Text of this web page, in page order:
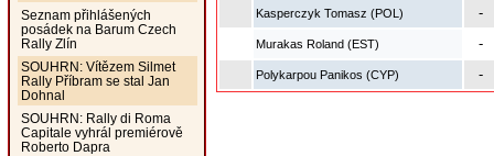
Seznam přihlášených
posádek na Barum Czech
Rally Zlín
SOUHRN: Vítězem Silmet
Rally Příbram se stal Jan
Dohnal
SOUHRN: Rally di Roma
Capitale vyhrál premiérově
Roberto Dapra
Kasperczyk Tomasz (POL) -
Murakas Roland (EST) -
Polykarpou Panikos (CYP) -